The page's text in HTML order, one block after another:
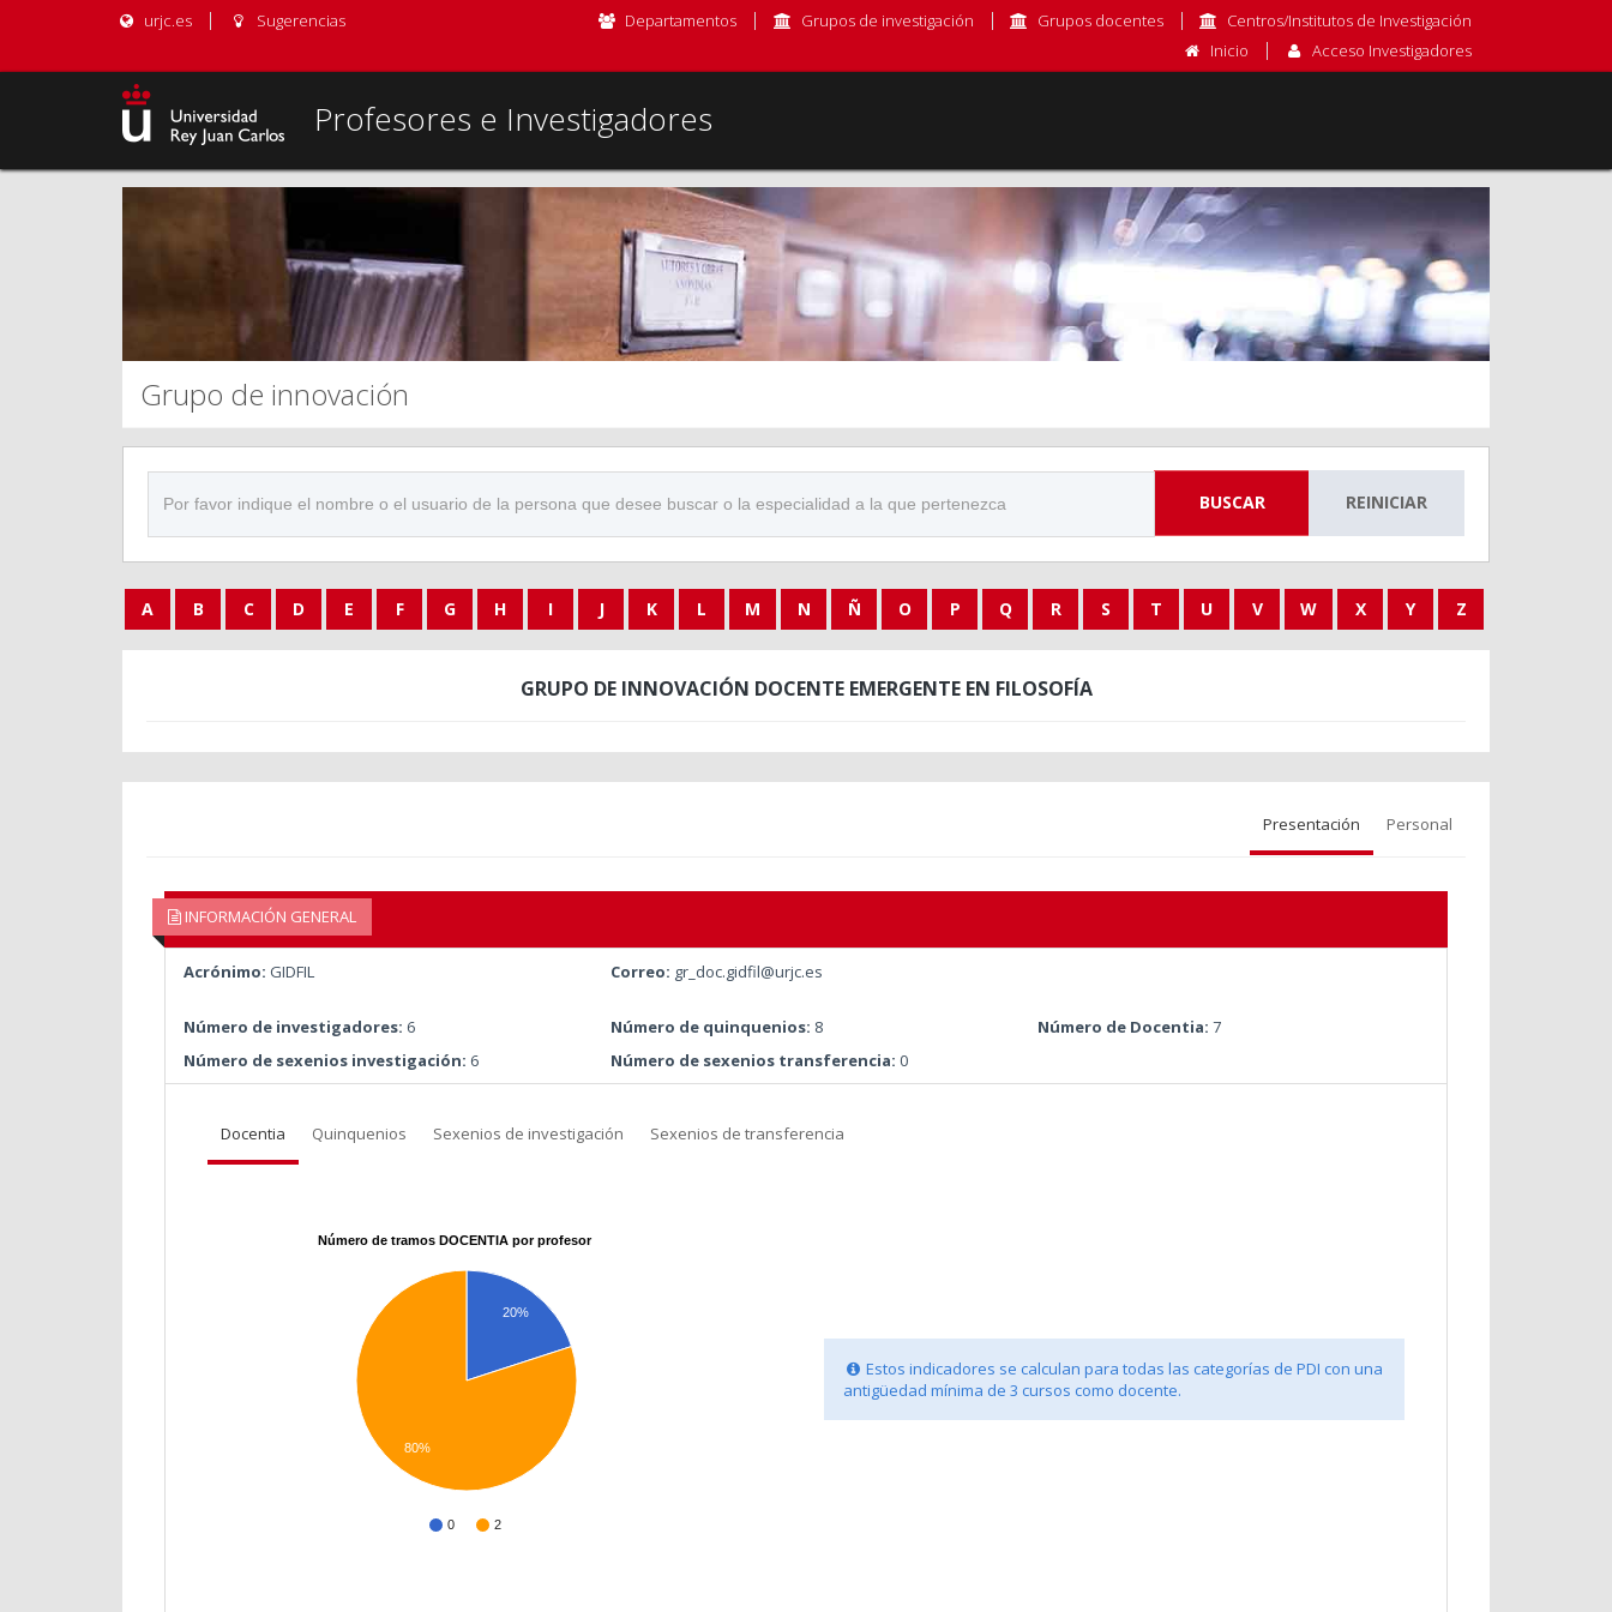
urjc.es Sugerencias Departamentos Grupos de investigación Grupos docentes
Centros/Institutos de Investigación
Inicio
Acceso Investigadores
Profesores e Investigadores
Grupo de innovación
BUSCAR REINICIAR
A B C D E F G H I J K L M N Ñ O P Q R S T U V W X Y Z
GRUPO DE INNOVACIÓN DOCENTE EMERGENTE EN FILOSOFÍA
Presentación Personal
INFORMACIÓN GENERAL
Acrónimo: GIDFIL Correo: gr_doc.gidfil@urjc.es
Número de investigadores: 6 Número de quinquenios: 8 Número de Docentia: 7
Número de sexenios investigación: 6 Número de sexenios transferencia: 0
Docentia Quinquenios Sexenios de investigación Sexenios de transferencia
Número de tramos DOCENTIA por profesor
0 2
20%
80%
Estos indicadores se calculan para todas las categorías de PDI con una
antigüedad mínima de 3 cursos como docente.